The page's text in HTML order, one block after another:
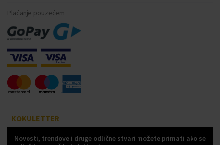
Plaćanje pouzećem
KOKULETTER
Novosti, trendove i druge odlične stvari možete primati ako se